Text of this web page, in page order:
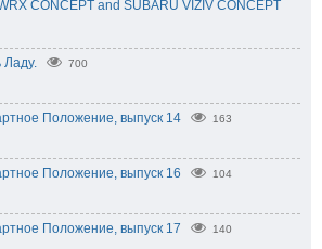
CONCEPT and SUBARU VIZIV CONCEPT
Ладу. 700
Положение, выпуск 14 163
Положение, выпуск 16 104
Положение, выпуск 17 140